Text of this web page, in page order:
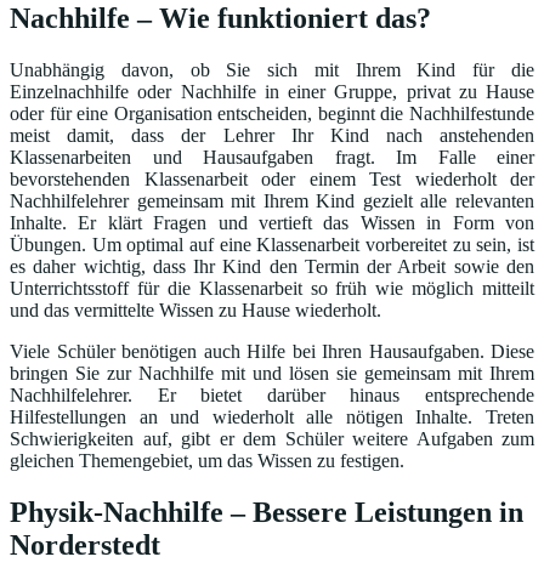
Nachhilfe – Wie funktioniert das?
Unabhängig davon, ob Sie sich mit Ihrem Kind für die
Einzelnachhilfe oder Nachhilfe in einer Gruppe, privat zu Hause
oder für eine Organisation entscheiden, beginnt die Nachhilfestunde
meist damit, dass der Lehrer Ihr Kind nach anstehenden
Klassenarbeiten und Hausaufgaben fragt. Im Falle einer
bevorstehenden Klassenarbeit oder einem Test wiederholt der
Nachhilfelehrer gemeinsam mit Ihrem Kind gezielt alle relevanten
Inhalte. Er klärt Fragen und vertieft das Wissen in Form von
Übungen. Um optimal auf eine Klassenarbeit vorbereitet zu sein, ist
es daher wichtig, dass Ihr Kind den Termin der Arbeit sowie den
Unterrichtsstoff für die Klassenarbeit so früh wie möglich mitteilt
und das vermittelte Wissen zu Hause wiederholt.
Viele Schüler benötigen auch Hilfe bei Ihren Hausaufgaben. Diese
bringen Sie zur Nachhilfe mit und lösen sie gemeinsam mit Ihrem
Nachhilfelehrer. Er bietet darüber hinaus entsprechende
Hilfestellungen an und wiederholt alle nötigen Inhalte. Treten
Schwierigkeiten auf, gibt er dem Schüler weitere Aufgaben zum
gleichen Themengebiet, um das Wissen zu festigen.
Physik-Nachhilfe – Bessere Leistungen in
Norderstedt